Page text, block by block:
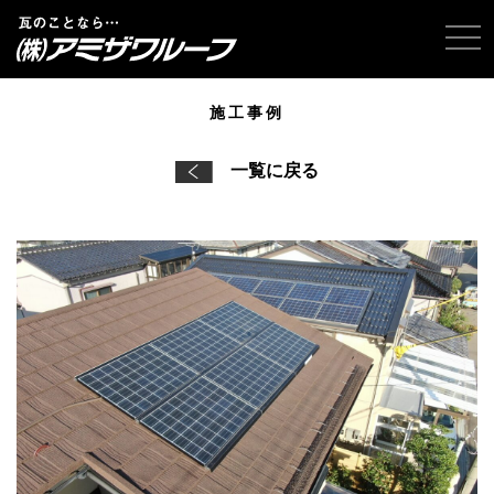
施工事例
一覧に戻る